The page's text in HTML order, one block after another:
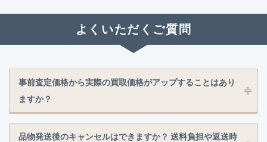
よくいただくご質問
事前査定価格から実際の買取価格がアップすることはあり
ますか？
品物発送後のキャンセルはできますか？ 送料負担や返送時